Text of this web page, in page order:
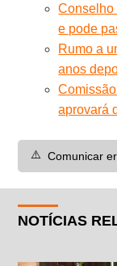
Conselho
e pode
Rumo a
anos
aprovará
⚠️ Comunicar
NOTÍCIAS